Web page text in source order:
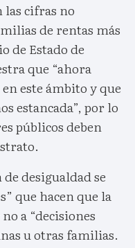
las cifras no
de rentas más
de Estado de
que “ahora
este ámbito y que
estancada”, por lo
públicos deben
desigualdad se
que hacen que la
a “decisiones
u otras familias.